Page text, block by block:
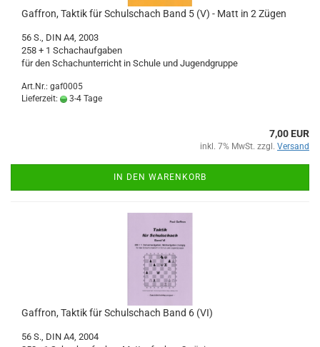
Gaffron, Taktik für Schulschach Band 5 (V) - Matt in 2 Zügen
56 S., DIN A4, 2003
258 + 1 Schachaufgaben
für den Schachunterricht in Schule und Jugendgruppe
Art.Nr.: gaf0005
Lieferzeit:
3-4 Tage
7,00 EUR
inkl. 7% MwSt. zzgl. Versand
IN DEN WARENKORB
Gaffron, Taktik für Schulschach Band 6 (VI)
56 S., DIN A4, 2004